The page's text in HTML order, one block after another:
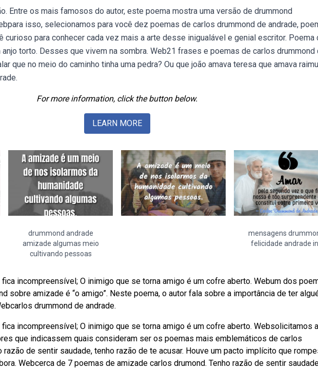
Entre os mais famosos do autor, este poema mostra uma versão de drummond
isso, selecionamos para você dez poemas de carlos drummond de andrade,
curioso para conhecer cada vez mais a arte desse inigualável e genial escritor. Poema
anjo torto. Desses que vivem na sombra. Web21 frases e poemas de carlos drummond
que no meio do caminho tinha uma pedra? Ou que joão amava teresa que amava
For more information, click the button below.
LEARN MORE
drummond andrade
amizade algumas meio
cultivando pessoas
mensagens
felicidade andrade
incompreensível; O inimigo que se torna amigo é um cofre aberto. Webum dos
sobre amizade é “o amigo”. Neste poema, o autor fala sobre a importância de ter
drummond de andrade.
incompreensível; O inimigo que se torna amigo é um cofre aberto. Websolicitamos
que indicassem quais consideram ser os poemas mais emblemáticos de carlos
razão de sentir saudade, tenho razão de te acusar. Houve um pacto implícito que
Webcerca de 7 poemas de amizade carlos drumond. Tenho razão de sentir